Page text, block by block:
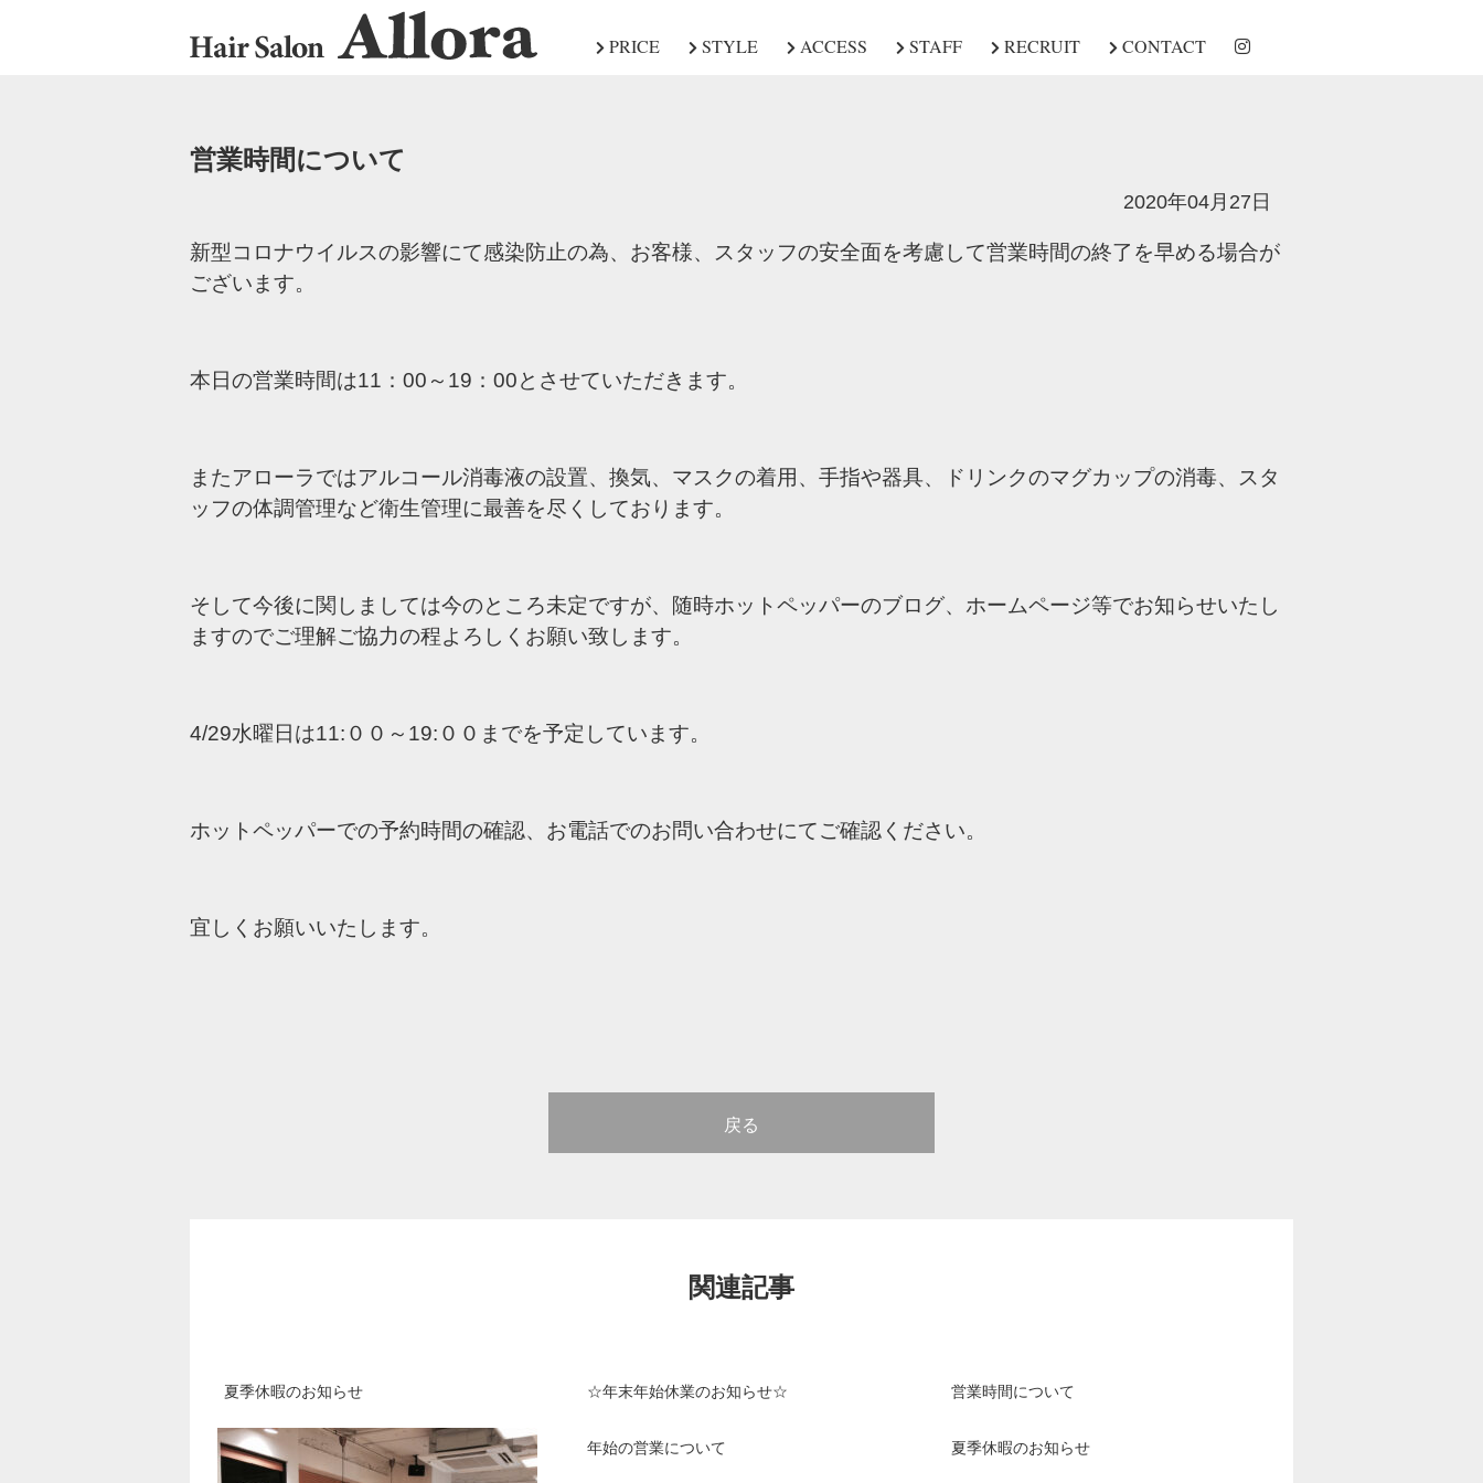
PRICE STYLE ACCESS STAFF RECRUIT CONTACT
営業時間について
2020年04月27日
新型コロナウイルスの影響にて感染防止の為、お客様、スタッフの安全面を考慮して営業時間の終了を早める場合が
ございます。
本日の営業時間は11：00～19：00とさせていただきます。
またアローラではアルコール消毒液の設置、換気、マスクの着用、手指や器具、ドリンクのマグカップの消毒、スタ
ッフの体調管理など衛生管理に最善を尽くしております。
そして今後に関しましては今のところ未定ですが、随時ホットペッパーのブログ、ホームページ等でお知らせいたし
ますのでご理解ご協力の程よろしくお願い致します。
4/29水曜日は11:００～19:００までを予定しています。
ホットペッパーでの予約時間の確認、お電話でのお問い合わせにてご確認ください。
宜しくお願いいたします。
戻る
関連記事
夏季休暇のお知らせ ☆年末年始休業のお知らせ☆ 営業時間について
年始の営業について 夏季休暇のお知らせ